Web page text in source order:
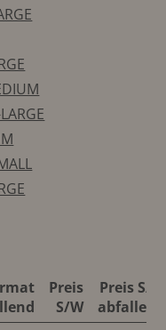
Preis
S/W
Preis S/W
abfallend